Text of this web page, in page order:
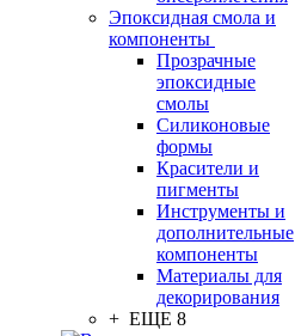
Эпоксидная смола и
компоненты
Прозрачные
эпоксидные
смолы
Силиконовые
формы
Красители и
пигменты
Инструменты и
дополнительные
компоненты
Материалы для
декорирования
+ ЕЩЕ 8